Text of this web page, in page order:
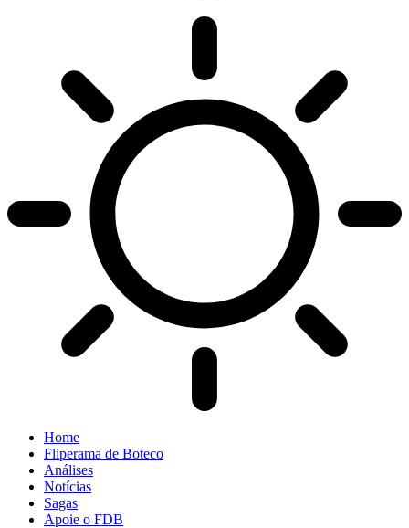
Home
Fliperama de Boteco
Análises
Notícias
Sagas
Apoie o FDB